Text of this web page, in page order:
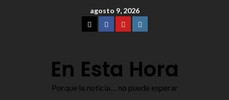
agosto 9, 2026
En Esta Hora
Porque la noticia… no puede esperar